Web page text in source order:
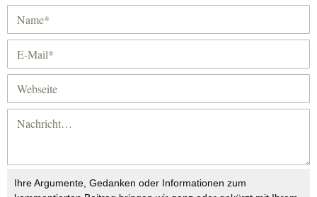
Ihre Argumente, Gedanken oder Informationen zum